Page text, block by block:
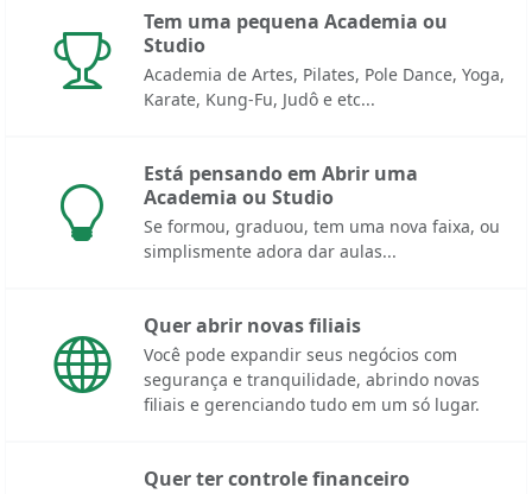
Tem uma pequena Academia ou
Studio
Academia de Artes, Pilates, Pole Dance, Yoga,
Karate, Kung-Fu, Judô e etc...
Está pensando em Abrir uma
Academia ou Studio
Se formou, graduou, tem uma nova faixa, ou
simplismente adora dar aulas...
Quer abrir novas filiais
Você pode expandir seus negócios com
segurança e tranquilidade, abrindo novas
filiais e gerenciando tudo em um só lugar.
Quer ter controle financeiro